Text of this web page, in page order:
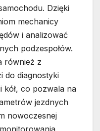
Dzięki
mechanicy
i analizować
podzespołów.
również z
do diagnostyki
kół, co pozwala na
jezdnych
nowoczesnej